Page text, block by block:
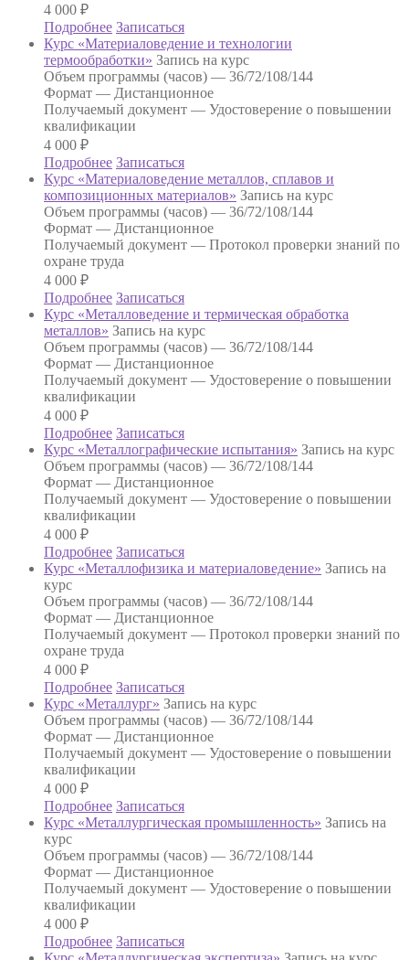
4 000 ₽
Подробнее Записаться
Курс «Материаловедение и технологии
термообработки» Запись на курс
Объем программы (часов) — 36/72/108/144
Формат — Дистанционное
Получаемый документ — Удостоверение о повышении
квалификации
4 000 ₽
Подробнее Записаться
Курс «Материаловедение металлов, сплавов и
композиционных материалов» Запись на курс
Объем программы (часов) — 36/72/108/144
Формат — Дистанционное
Получаемый документ — Протокол проверки знаний по
охране труда
4 000 ₽
Подробнее Записаться
Курс «Металловедение и термическая обработка
металлов» Запись на курс
Объем программы (часов) — 36/72/108/144
Формат — Дистанционное
Получаемый документ — Удостоверение о повышении
квалификации
4 000 ₽
Подробнее Записаться
Курс «Металлографические испытания» Запись на курс
Объем программы (часов) — 36/72/108/144
Формат — Дистанционное
Получаемый документ — Удостоверение о повышении
квалификации
4 000 ₽
Подробнее Записаться
Курс «Металлофизика и материаловедение» Запись на
курс
Объем программы (часов) — 36/72/108/144
Формат — Дистанционное
Получаемый документ — Протокол проверки знаний по
охране труда
4 000 ₽
Подробнее Записаться
Курс «Металлург» Запись на курс
Объем программы (часов) — 36/72/108/144
Формат — Дистанционное
Получаемый документ — Удостоверение о повышении
квалификации
4 000 ₽
Подробнее Записаться
Курс «Металлургическая промышленность» Запись на
курс
Объем программы (часов) — 36/72/108/144
Формат — Дистанционное
Получаемый документ — Удостоверение о повышении
квалификации
4 000 ₽
Подробнее Записаться